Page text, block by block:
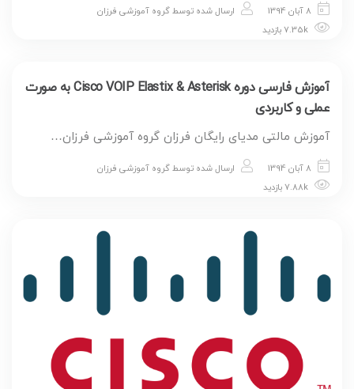
8 آبان 1394 ارسال شده توسطگروه آموزشی فرزان
آموزش فارسی دوره Cisco VOIP Elastix & Asterisk به صورت
عملی و کاربردی
آموزش مالتی مدیای رایگان فرزان گروه آموزشی فرزان…
8 آبان 1394 ارسال شده توسطگروه آموزشی فرزان